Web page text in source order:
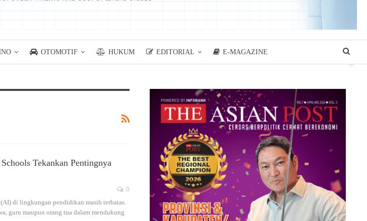
OTOMOTIF HUKUM EDITORIAL E-MAGAZINE
Tekankan Pentingnya
0
di lingkungan pendidikan masih terbatas.
guru maupun orang tua dalam mendukung